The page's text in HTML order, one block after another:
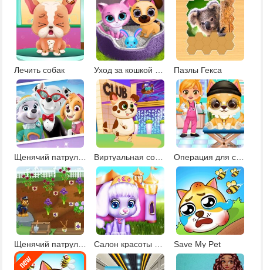
Лечить собак Пазлы Гекса
Щенячий патруль фотосессия Виртуальная собака Операция для собаки
Щенячий патруль Операция спасение сада Save My Pet